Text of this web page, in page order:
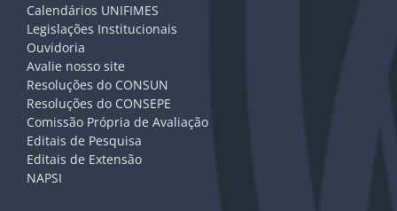
Calendários UNIFIMES
Legislações Institucionais
Ouvidoria
Avalie nosso site
Resoluções do CONSUN
Resoluções do CONSEPE
Comissão Própria de Avaliação
Editais de Pesquisa
Editais de Extensão
NAPSI